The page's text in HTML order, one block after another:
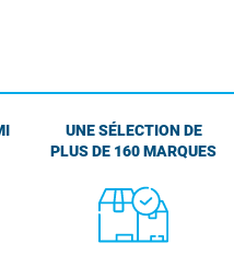
UNE SÉLECTION DE
PLUS DE 160 MARQUES